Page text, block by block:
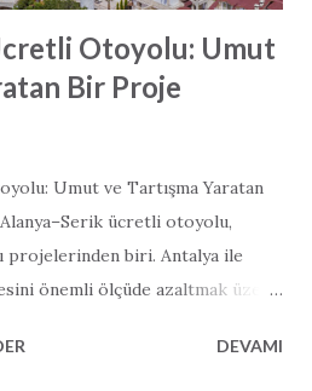
Otoyolu: Umut
Bir Proje
Umut ve Tartışma Yaratan
ücretli otoyolu,
projelerinden biri. Antalya ile
önemli ölçüde azaltmak üzere
ve turizme büyük bir destek
DEVAMI